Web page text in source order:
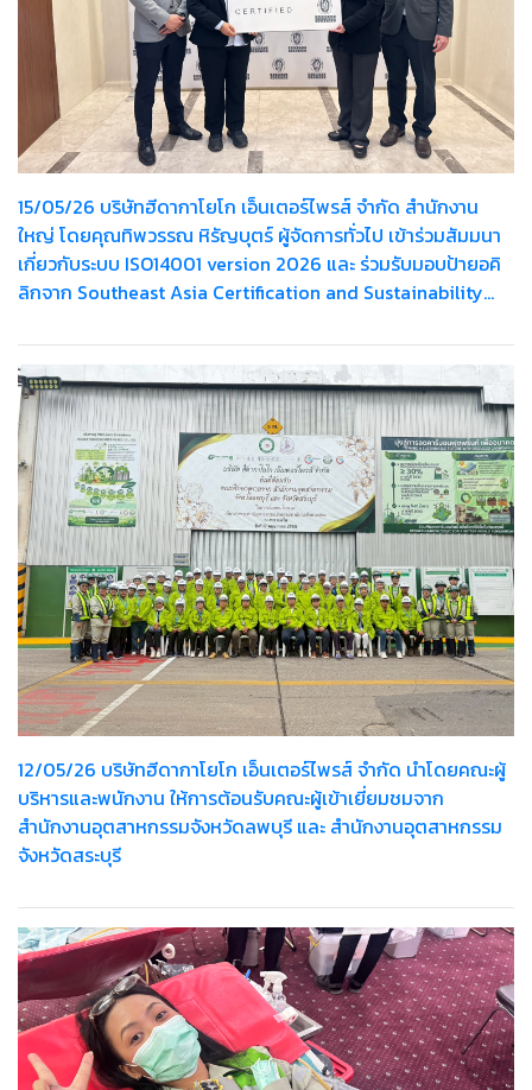
15/05/26 บริษัทฮีดากาโยโก เอ็นเตอร์ไพรส์ จำกัด สำนักงาน
ใหญ่ โดยคุณทิพวรรณ หิรัญบุตร์ ผู้จัดการทั่วไป เข้าร่วมสัมมนา
เกี่ยวกับระบบ ISO14001 version 2026 และ ร่วมรับมอบป้ายอคิ
ลิกจาก Southeast Asia Certification and Sustainability
12/05/26 บริษัทฮีดากาโยโก เอ็นเตอร์ไพรส์ จำกัด นำโดยคณะผู้
บริหารและพนักงาน ให้การต้อนรับคณะผู้เข้าเยี่ยมชมจาก
สำนักงานอุตสาหกรรมจังหวัดลพบุรี และ สำนักงานอุตสาหกรรม
จังหวัดสระบุรี